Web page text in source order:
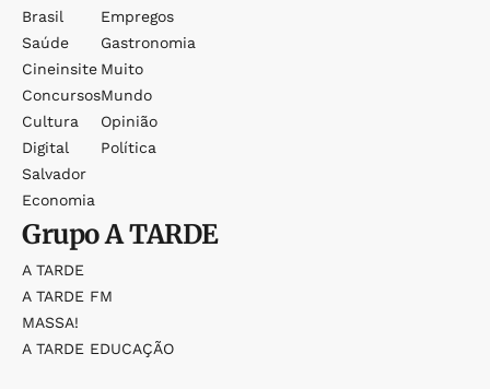
Brasil
Saúde
Cineinsite
Concursos
Cultura
Digital
Salvador
Economia
Empregos
Gastronomia
Muito
Mundo
Opinião
Política
GrupoA TARDE
A TARDE
A TARDE FM
MASSA!
A TARDE EDUCAÇÃO